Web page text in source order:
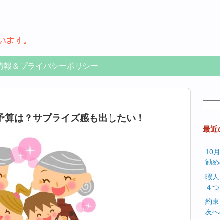
報＆プライバシーポリシー
は？サプライズ感も出したい！
最近
10
勧
暇
４
約
友